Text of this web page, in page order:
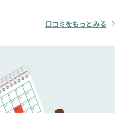
口コミをもっとみる